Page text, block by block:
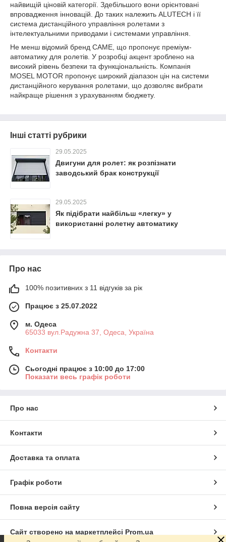
найвищій ціновій категорії. Здебільшого вони орієнтовані
впровадження інновацій. До таких належить ALUTECH і її
система дистанційного управління ролетами з
інтелектуальними приводами і системами управління.
Не менш відомий бренд CAME, що пропонує преміум-
автоматику для ролетів. У розробці акцент зроблено на
високий рівень безпеки та функціональність. Компанія
MOSEL MOTOR пропонує широкий діапазон цін на системи
дистанційного керування ролетами, що дозволяє вибрати
найкраще рішення з урахуванням бюджету.
Інші статті рубрики
29.05.2025
Двигуни для ролет: як розпізнати
заводський брак конструкції
29.05.2025
Як підібрати найбільш «легку» у
використанні ролетну автоматику
Про нас
100% позитивних з 11 відгуків за рік
Працює з 25.07.2022
м. Одеса
65033 вул.Радужна 37, Одеса, Україна
Контакти
Сьогодні працює з 10:00 до 17:00
Показати весь графік роботи
Про нас
Контакти
Доставка та оплата
Графік роботи
Повна версія сайту
Сайт створено на маркетплейсі Prom.ua